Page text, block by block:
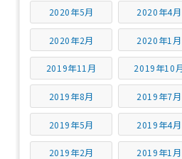
2020年5月 2020年4月
2020年2月 2020年1月
2019年11月 2019年10
2019年8月 2019年7月
2019年5月 2019年4月
2019年2月 2019年1月